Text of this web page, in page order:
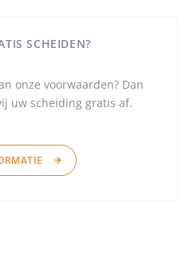
SCHEIDEN?
onze voorwaarden? Dan
uw scheiding gratis af.